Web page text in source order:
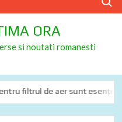
ORA
si noutati romanesti
filtrul de aer sunt esențiale